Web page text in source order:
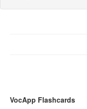
VocApp Flashcards